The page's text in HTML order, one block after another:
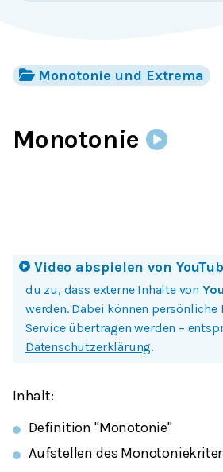
Monotonie und Extrema
Monotonie
Video abspielen von
Mit einem Klick auf Bild oder
du zu, dass externe Inhalte von
werden. Dabei können persönliche
Service übertragen werden –
Datenschutzerklärung.
Inhalt:
Definition "Monotonie"
Aufstellen des